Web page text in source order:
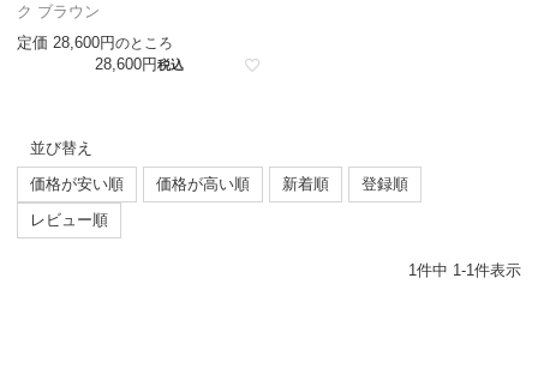
ク ブラウン
定価 28,600 のところ
28,600 税込
並び替え
価格が安い順
価格が高い順 新着順
登録順
レビュー順
1件中 1-1件表示